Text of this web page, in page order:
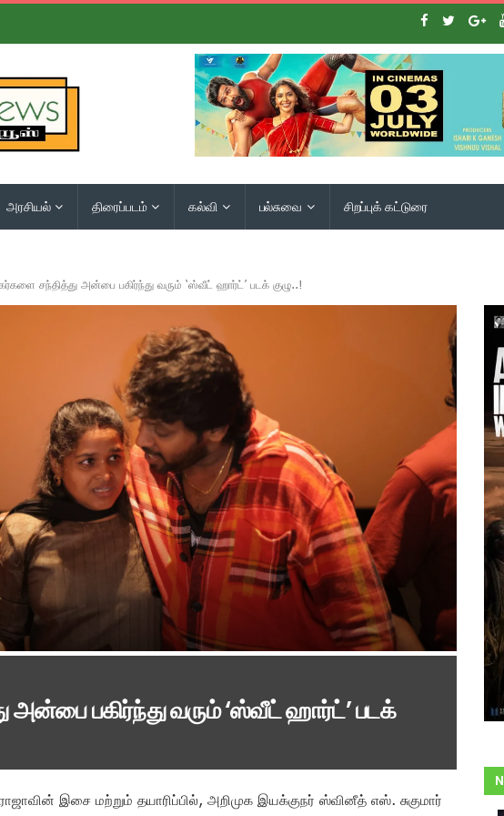
அரசியல் திரைப்படம் கல்வி பல்சுவை சிறப்புக் கட்டுரை
சந்தித்து அன்பை பகிர்ந்து வரும் ‘ஸ்வீட் ஹார்ட்’ படக் குழு..!
அன்பை பகிர்ந்து வரும் ‘ஸ்வீட் ஹார்ட்’ படக்
இசை மற்றும் தயாரிப்பில், அறிமுக இயக்குநர் ஸ்வினீத் எஸ். சுகுமார்